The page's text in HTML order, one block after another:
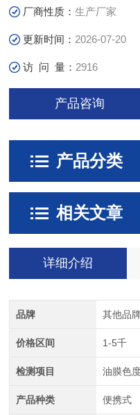
厂商性质：生产厂家
更新时间： 2026-07-20
访 问 量： 2916
产品咨询
产品分类
相关文章
详细介绍
品牌 其他品牌
价格区间 1-5千
检测项目 油膜色
产品种类 便携式